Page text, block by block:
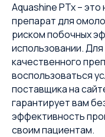
Aquashine PTx –
препарат для
риском побочных
использовании. Для
качественного
воспользоваться
поставщика на
гарантирует вам
эффективность
своим пациентам.